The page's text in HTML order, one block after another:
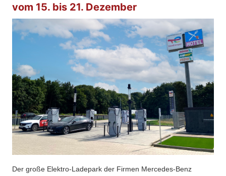
vom 15. bis 21. Dezember
Der große Elektro-Ladepark der Firmen Mercedes-Benz